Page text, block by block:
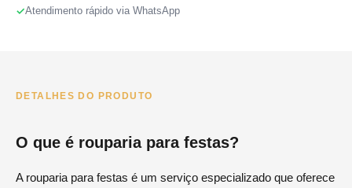
Atendimento rápido via WhatsApp
DETALHES DO PRODUTO
O que é rouparia para festas?
A rouparia para festas é um serviço especializado que oferece